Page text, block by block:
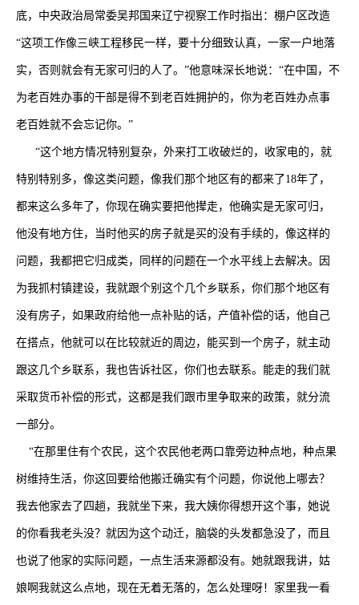
底，中央政治局常委吴邦国来辽宁视察工作时指出：棚户区改造
“这项工作像三峡工程移民一样，要十分细致认真，一家一户地落
实，否则就会有无家可归的人了。”他意味深长地说：“在中国，不
为老百姓办事的干部是得不到老百姓拥护的，你为老百姓办点事
老百姓就不会忘记你。”
“这个地方情况特别复杂，外来打工收破烂的，收家电的，就
特别特别多，像这类问题，像我们那个地区有的都来了18年了，
都来这么多年了，你现在确实要把他撵走，他确实是无家可归，
他没有地方住，当时他买的房子就是买的没有手续的，像这样的
问题，我都把它归成类，同样的问题在一个水平线上去解决。因
为我抓村镇建设，我就跟个别这个几个乡联系，你们那个地区有
没有房子，如果政府给他一点补贴的话，产值补偿的话，他自己
在搭点，他就可以在比较就近的周边，能买到一个房子，就主动
跟这几个乡联系，我也告诉社区，你们也去联系。能走的我们就
采取货币补偿的形式，这都是我们跟市里争取来的政策，就分流
一部分。
“在那里住有个农民，这个农民他老两口靠旁边种点地，种点果
树维持生活，你这回要给他搬迁确实有个问题，你说他上哪去？
我去他家去了四趟，我就坐下来，我大姨你得想开这个事，她说
的你看我老头没？就因为这个动迁，脑袋的头发都急没了，而且
也说了他家的实际问题，一点生活来源都没有。她就跟我讲，姑
娘啊我就这么点地，现在无着无落的，怎么处理呀！家里我一看